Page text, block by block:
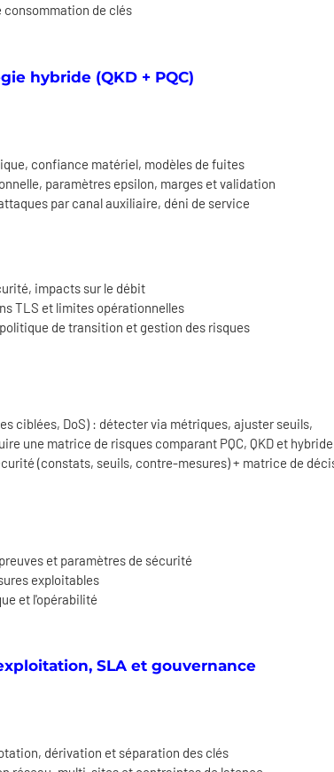
consommation de clés
hybride (QKD + PQC)
confiance matériel, modèles de fuites
paramètres epsilon, marges et validation
par canal auxiliaire, déni de service
impacts sur le débit
TLS et limites opérationnelles
de transition et gestion des risques
ciblées, DoS) : détecter via métriques, ajuster seuils,
une matrice de risques comparant PQC, QKD et hybride
(constats, seuils, contre-mesures) + matrice de
et paramètres de sécurité
exploitables
et l'opérabilité
SLA et gouvernance
dérivation et séparation des clés